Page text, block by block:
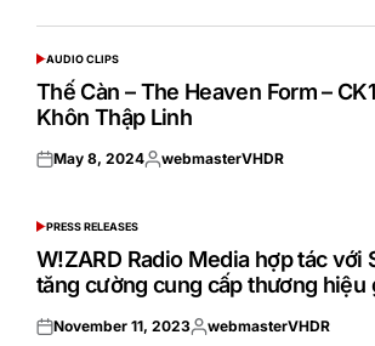
POSTED
IN
AUDIO CLIPS
Thế Càn – The Heaven Form –
Khôn Thập Linh
Posted
May 8, 2024Posted
webmasterVHDR
POSTED
IN
PRESS RELEASES
W!ZARD Radio Media hợp tác với
tăng cường cung cấp thương hiệu
Posted
November 11, 2023Posted
webmasterVHDR